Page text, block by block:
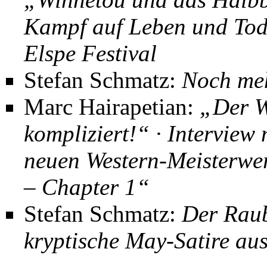
Kampf auf Leben und
Elspe Festival
Stefan Schmatz: Noch
Marc Hairapetian: „Der
kompliziert!“ · Interview
neuen Western-
– Chapter 1“
Stefan Schmatz: Der
kryptische May-Satire